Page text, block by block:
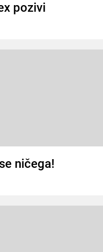
pozivi
ničega!